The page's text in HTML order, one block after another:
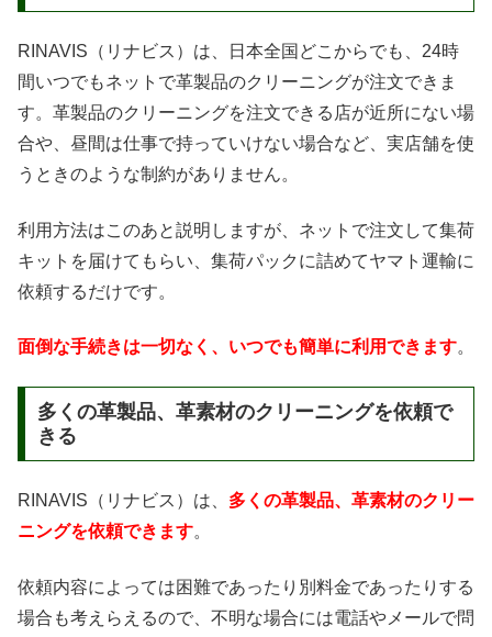
RINAVIS（リナビス）は、日本全国どこからでも、24時
間いつでもネットで革製品のクリーニングが注文できま
す。革製品のクリーニングを注文できる店が近所にない場
合や、昼間は仕事で持っていけない場合など、実店舗を使
うときのような制約がありません。
利用方法はこのあと説明しますが、ネットで注文して集荷
キットを届けてもらい、集荷パックに詰めてヤマト運輸に
依頼するだけです。
面倒な手続きは一切なく、いつでも簡単に利用できます。
多くの革製品、革素材のクリーニングを依頼で
きる
RINAVIS（リナビス）は、 多くの革製品、革素材のクリー
ニングを依頼できます。
依頼内容によっては困難であったり別料金であったりする
場合も考えらえるので、不明な場合には電話やメールで問